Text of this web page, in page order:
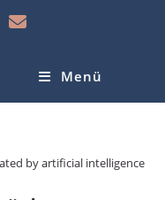
Menü
by artificial intelligence